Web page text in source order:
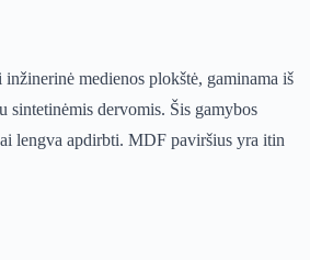
medienos plokštė, gaminama iš
sintetinėmis dervomis. Šis gamybos
lengva apdirbti. MDF paviršius yra itin